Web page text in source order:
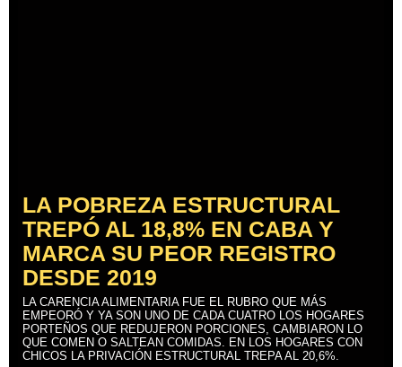
LA POBREZA ESTRUCTURAL
TREPÓ AL 18,8% EN CABA Y
MARCA SU PEOR REGISTRO
DESDE 2019
LA CARENCIA ALIMENTARIA FUE EL RUBRO QUE MÁS
EMPEORÓ Y YA SON UNO DE CADA CUATRO LOS HOGARES
PORTEÑOS QUE REDUJERON PORCIONES, CAMBIARON LO
QUE COMEN O SALTEAN COMIDAS. EN LOS HOGARES CON
CHICOS LA PRIVACIÓN ESTRUCTURAL TREPA AL 20,6%.